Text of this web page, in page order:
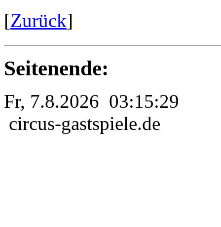
[Zurück]
Seitenende:
Fr, 7.8.2026 03:15:29
circus-gastspiele.de